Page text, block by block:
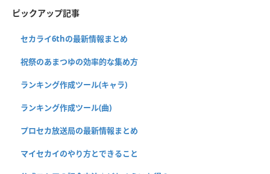
ピックアップ記事
セカライ6thの最新情報まとめ
祝祭のあまつゆの効率的な集め方
ランキング作成ツール(キャラ)
ランキング作成ツール(曲)
プロセカ放送局の最新情報まとめ
マイセカイのやり方とできること